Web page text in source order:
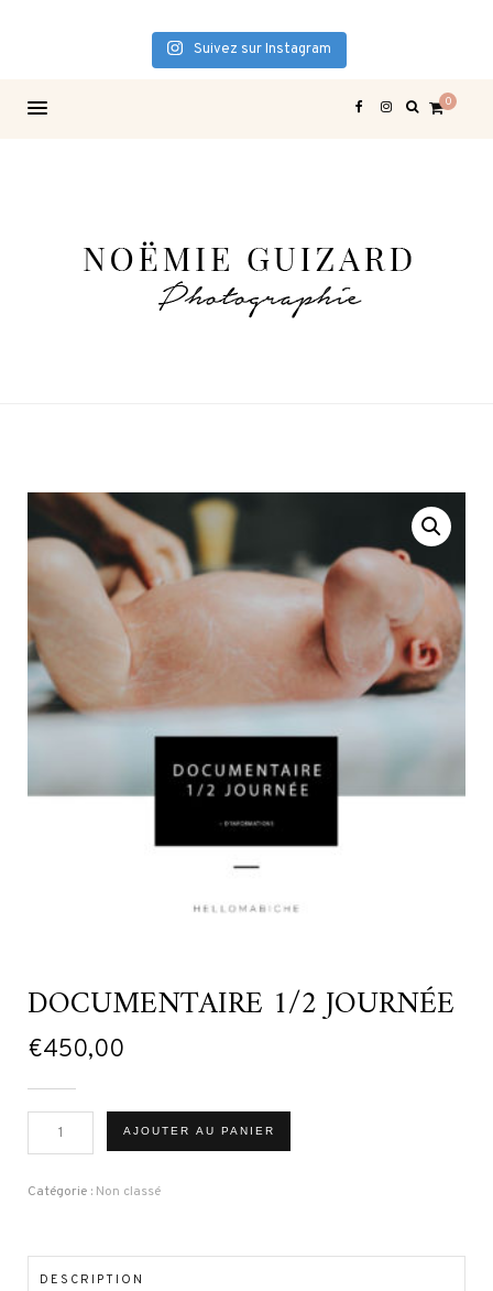
Suivez sur Instagram
0
DOCUMENTAIRE 1/2 JOURNÉE
€450,00
DOCUMENTAIRE
JOURNÉE
AJOUTER AU PANIER
Catégorie : Non classé
DESCRIPTION